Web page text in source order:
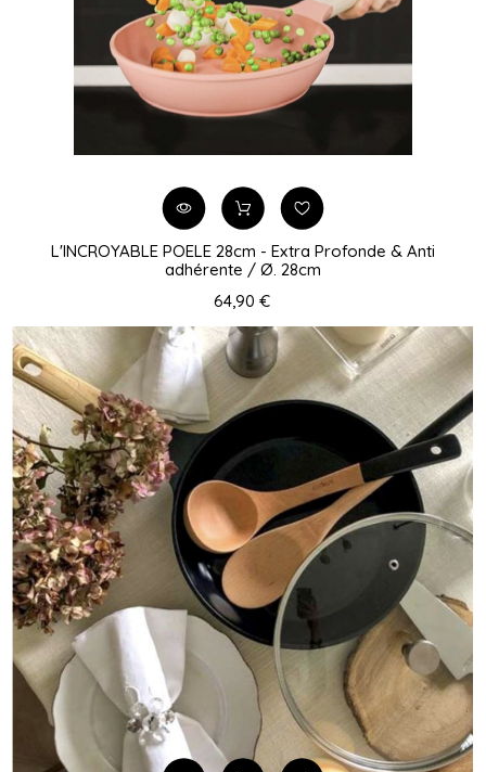
L'INCROYABLE POELE 28cm - Extra Profonde & Anti
adhérente / Ø. 28cm
64,90 €